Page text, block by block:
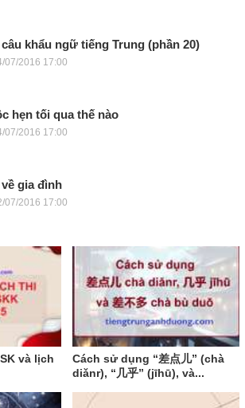
câu khẩu ngữ tiếng Trung (phần 20)
07/2016 17:00
hẹn tối qua thế nào
07/2016 17:00
gia đình
07/2016 17:00
và lịch
Cách sử dụng “差点儿” (chà
diǎnr), “几乎” (jīhū), và...